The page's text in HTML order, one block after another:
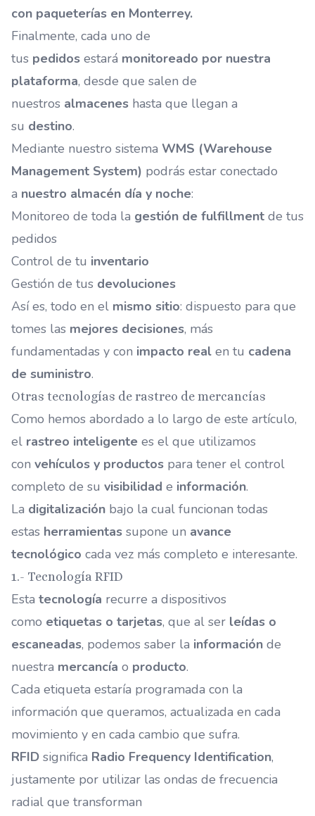
con paqueterías en Monterrey.
Finalmente, cada uno de
tus pedidos estará monitoreado por nuestra
plataforma, desde que salen de
nuestros almacenes hasta que llegan a
su destino.
Mediante nuestro sistema WMS (Warehouse
Management System) podrás estar conectado
a nuestro almacén día y noche:
Monitoreo de toda la gestión de fulfillment de tus
pedidos
Control de tu inventario
Gestión de tus devoluciones
Así es, todo en el mismo sitio: dispuesto para que
tomes las mejores decisiones, más
fundamentadas y con impacto real en tu cadena
de suministro.
Otras tecnologías de rastreo de mercancías
Como hemos abordado a lo largo de este artículo,
el rastreo inteligente es el que utilizamos
con vehículos y productos para tener el control
completo de su visibilidad e información.
La digitalización bajo la cual funcionan todas
estas herramientas supone un avance
tecnológico cada vez más completo e interesante.
1.- Tecnología RFID
Esta tecnología recurre a dispositivos
como etiquetas o tarjetas, que al ser leídas o
escaneadas, podemos saber la información de
nuestra mercancía o producto.
Cada etiqueta estaría programada con la
información que queramos, actualizada en cada
movimiento y en cada cambio que sufra.
RFID significa Radio Frequency Identification,
justamente por utilizar las ondas de frecuencia
radial que transforman